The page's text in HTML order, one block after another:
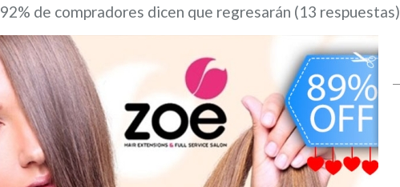
92% de compradores dicen que regresarán (13 respuestas)